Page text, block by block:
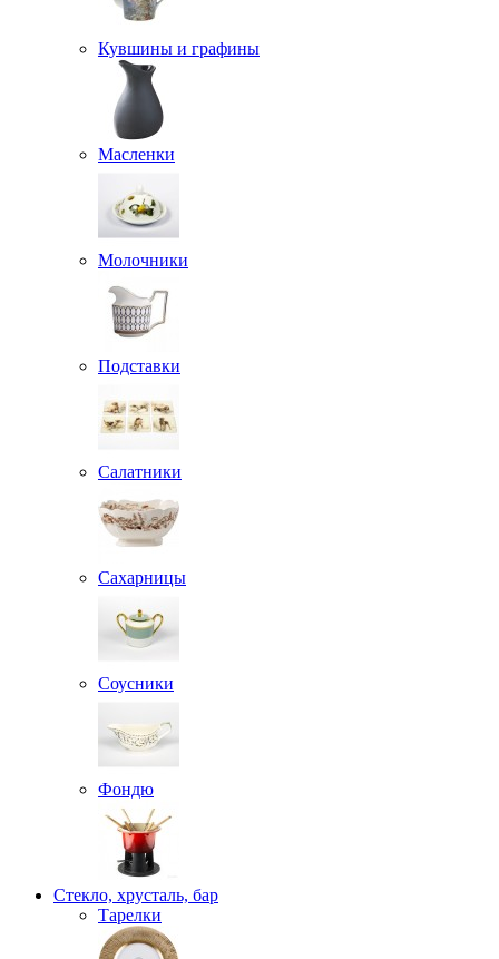
Кувшины и графины
Масленки
Молочники
Подставки
Салатники
Сахарницы
Соусники
Фондю
Стекло, хрусталь, бар
Тарелки